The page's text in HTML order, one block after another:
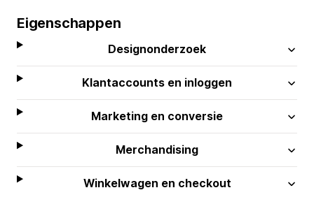
Eigenschappen
Designonderzoek
Klantaccounts en inloggen
Marketing en conversie
Merchandising
Winkelwagen en checkout